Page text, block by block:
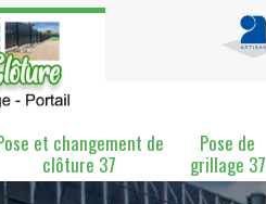
et changement de
clôture 37
Pose de
grillage 37